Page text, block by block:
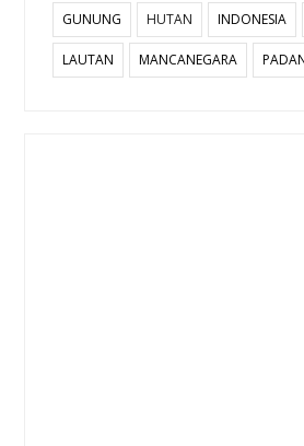
GUNUNG HUTAN INDONESIA
LAUTAN MANCANEGARA